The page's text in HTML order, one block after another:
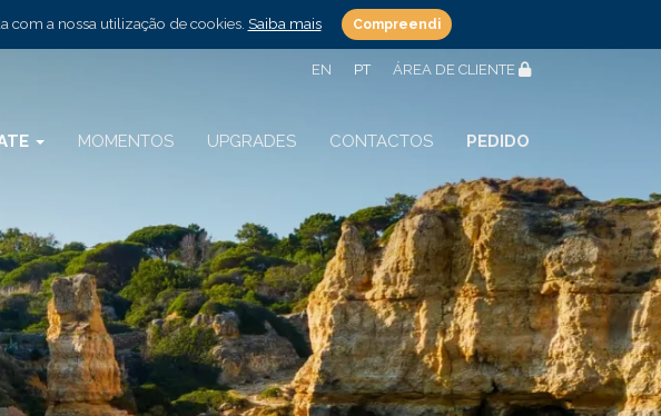
com a nossa utilização de cookies. Saiba mais Compreendi
EN PT ÁREA DE CLIENTE
MOMENTOS UPGRADES CONTACTOS PEDIDO